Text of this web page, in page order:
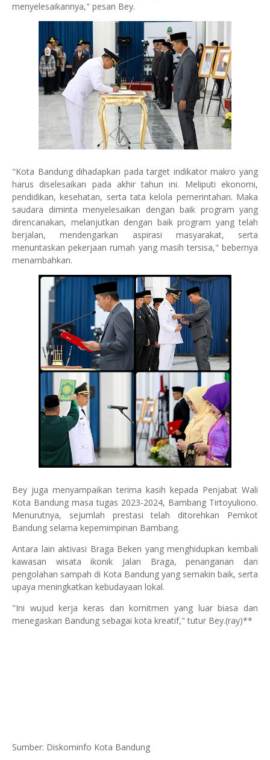
menyelesaikannya," pesan Bey.
"Kota Bandung dihadapkan pada target indikator makro yang
harus diselesaikan pada akhir tahun ini. Meliputi ekonomi,
pendidikan, kesehatan, serta tata kelola pemerintahan. Maka
saudara diminta menyelesaikan dengan baik program yang
direncanakan, melanjutkan dengan baik program yang telah
berjalan, mendengarkan aspirasi masyarakat, serta
menuntaskan pekerjaan rumah yang masih tersisa," bebernya
menambahkan.
Bey juga menyampaikan terima kasih kepada Penjabat Wali
Kota Bandung masa tugas 2023-2024, Bambang Tirtoyuliono.
Menurutnya, sejumlah prestasi telah ditorehkan Pemkot
Bandung selama kepemimpinan Bambang.
Antara lain aktivasi Braga Beken yang menghidupkan kembali
kawasan wisata ikonik Jalan Braga, penanganan dan
pengolahan sampah di Kota Bandung yang semakin baik, serta
upaya meningkatkan kebudayaan lokal.
"Ini wujud kerja keras dan komitmen yang luar biasa dan
menegaskan Bandung sebagai kota kreatif," tutur Bey.(ray)**
Sumber: Diskominfo Kota Bandung